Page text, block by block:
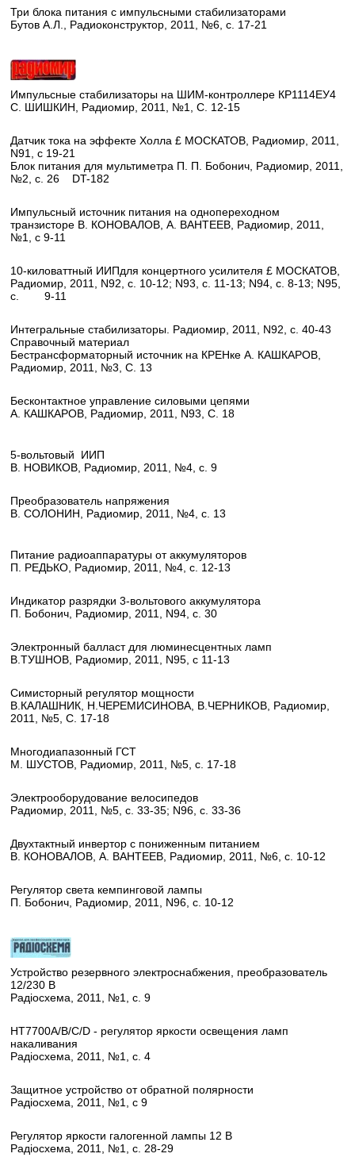
Три блока питания с импульсными стабилизаторами
Бутов А.Л., Радиоконструктор, 2011, №6, с. 17-21
Импульсные стабилизаторы на ШИМ-контроллере КР1114ЕУ4
С. ШИШКИН, Радиомир, 2011, №1, С. 12-15
Датчик тока на эффекте Холла £ МОСКАТОВ, Радиомир, 2011,
N91, с 19-21
Блок питания для мультиметра П. П. Бобонич, Радиомир, 2011,
№2, с. 26 DT-182
Импульсный источник питания на однопереходном
транзисторе В. КОНОВАЛОВ, А. ВАНТЕЕВ, Радиомир, 2011,
№1, с 9-11
10-киловаттный ИИПдля концертного усилителя £ МОСКАТОВ,
Радиомир, 2011, N92, с. 10-12; N93, с. 11-13; N94, с. 8-13; N95,
с. 9-11
Интегральные стабилизаторы. Радиомир, 2011, N92, с. 40-43
Справочный материал
Бестрансформаторный источник на КРЕНке А. КАШКАРОВ,
Радиомир, 2011, №3, С. 13
Бесконтактное управление силовыми цепями
А. КАШКАРОВ, Радиомир, 2011, N93, С. 18
5-вольтовый ИИП
В. НОВИКОВ, Радиомир, 2011, №4, с. 9
Преобразователь напряжения
В. СОЛОНИН, Радиомир, 2011, №4, с. 13
Питание радиоаппаратуры от аккумуляторов
П. РЕДЬКО, Радиомир, 2011, №4, с. 12-13
Индикатор разрядки 3-вольтового аккумулятора
П. Бобонич, Радиомир, 2011, N94, с. 30
Электронный балласт для люминесцентных ламп
В.ТУШНОВ, Радиомир, 2011, N95, с 11-13
Симисторный регулятор мощности
В.КАЛАШНИК, Н.ЧЕРЕМИСИНОВА, В.ЧЕРНИКОВ, Радиомир,
2011, №5, С. 17-18
Многодиапазонный ГСТ
М. ШУСТОВ, Радиомир, 2011, №5, с. 17-18
Электрооборудование велосипедов
Радиомир, 2011, №5, с. 33-35; N96, с. 33-36
Двухтактный инвертор с пониженным питанием
В. КОНОВАЛОВ, А. ВАНТЕЕВ, Радиомир, 2011, №6, с. 10-12
Регулятор света кемпинговой лампы
П. Бобонич, Радиомир, 2011, N96, с. 10-12
Устройство резервного электроснабжения, преобразователь
12/230 В
Радioсхема, 2011, №1, с. 9
HT7700A/B/C/D - регулятор яркости освещения ламп
накаливания
Радioсхема, 2011, №1, с. 4
Защитное устройство от обратной полярности
Радioсхема, 2011, №1, с 9
Регулятор яркости галогенной лампы 12 В
Радioсхема, 2011, №1, с. 28-29